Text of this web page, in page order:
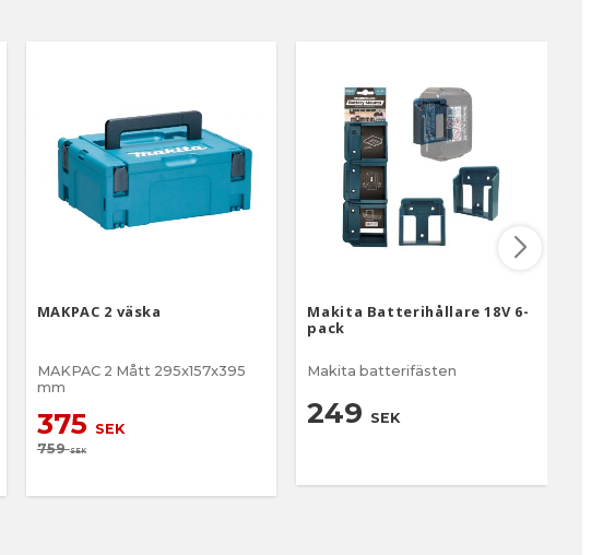
MAKPAC 2 väska
MAKPAC 2 Mått 295x157x395
mm
375 SEK
759SEK
Makita Batterihållare 18V 6-
pack
Makita batterifästen
249 SEK